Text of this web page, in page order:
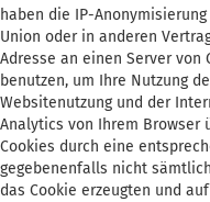
haben die IP-
Union oder in anderen
Adresse an einen Server
benutzen, um Ihre Nutzung
Websitenutzung und der
Analytics von Ihrem Browser
Cookies durch eine
gegebenenfalls nicht
das Cookie erzeugten und